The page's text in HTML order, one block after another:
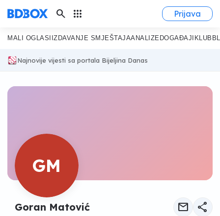
search apps Prijava
MALI OGLASI IZDAVANJE SMJEŠTAJAANALIZE DOGAĐAJI KLUB
Najnovije vijesti sa portala Bijeljina Danas
GM
Goran Matović mail share